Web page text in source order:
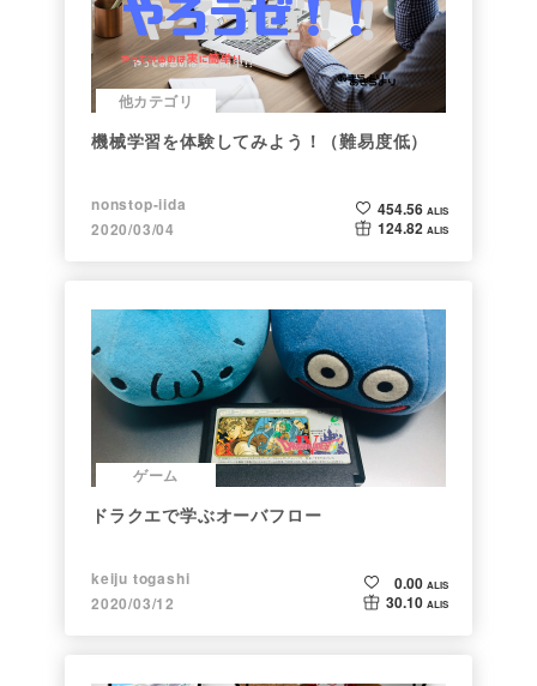
他カテゴリ
機械学習を体験してみよう！（難易度低）
nonstop-iida
2020/03/04
454.56 ALIS
124.82 ALIS
ゲーム
ドラクエで学ぶオーバフロー
keiju togashi
2020/03/12
0.00 ALIS
30.10 ALIS